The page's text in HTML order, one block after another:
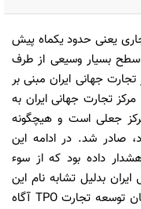
سالجاری یعنی حدود یکماه پیش
سطح بسیار وسیعی از طرف
جهانی ایران مبنی بر
تجارت جهانی ایران به
جعلی است و هیچگونه
صادر شد. در ادامه این
داده بود که از سوء
بدلیل تشابه نام این
مرکز با سازمان تجارت جهانی WTO و سازمان توسعه تجارت TPO آگاه